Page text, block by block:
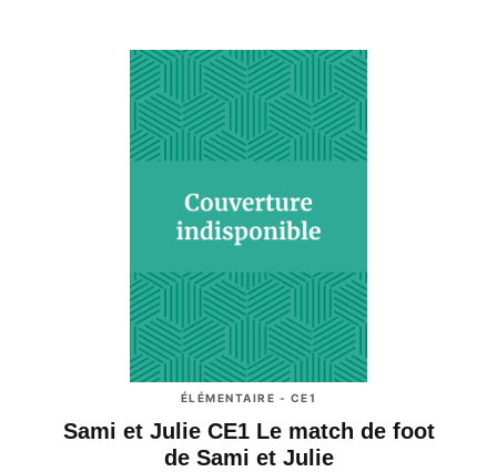
ÉLÉMENTAIRE - CE1
Sami et Julie CE1 Le match de foot
de Sami et Julie